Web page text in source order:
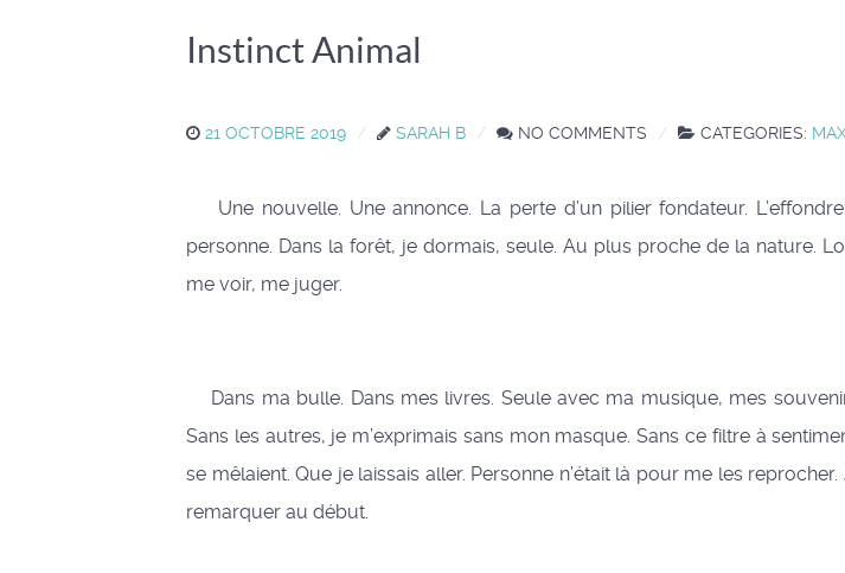
Instinct Animal
21 OCTOBRE 2019 SARAH B NO COMMENTS CATEGORIES:
Une nouvelle. Une annonce. La perte d’un pilier fondateur.
personne. Dans la forêt, je dormais, seule. Au plus proche de la nature.
me voir, me juger.
Dans ma bulle. Dans mes livres. Seule avec ma musique, mes
Sans les autres, je m’exprimais sans mon masque. Sans ce filtre à
se mêlaient. Que je laissais aller. Personne n’était là pour me les
remarquer au début.